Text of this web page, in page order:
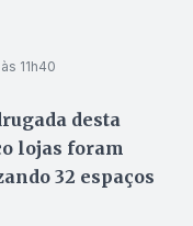
11h40
desta
lojas foram
32 espaços